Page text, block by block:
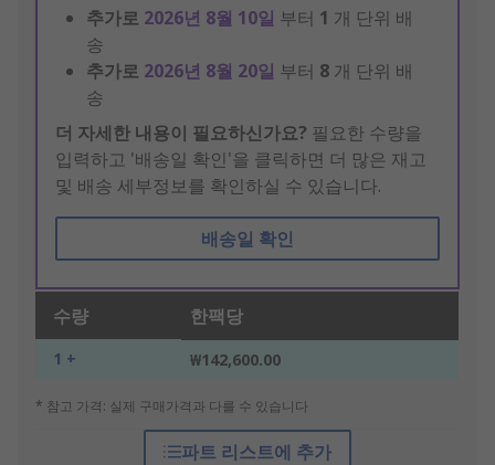
추가로 2026년 8월 10일 부터 1 개 단위 배
송
추가로 2026년 8월 20일 부터 8 개 단위 배
송
더 자세한 내용이 필요하신가요? 필요한 수량을
입력하고 '배송일 확인'을 클릭하면 더 많은 재고
및 배송 세부정보를 확인하실 수 있습니다.
배송일 확인
수량 한팩당
1 + ₩142,600.00
* 참고 가격: 실제 구매가격과 다를 수 있습니다
파트 리스트에 추가